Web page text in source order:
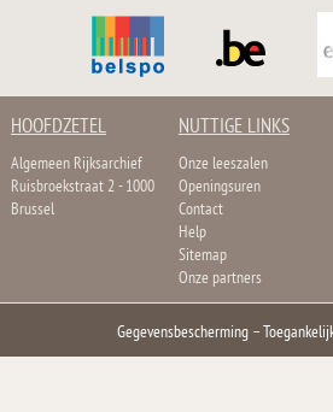
HOOFDZETEL
Algemeen Rijksarchief
Ruisbroekstraat 2 - 1000
Brussel
NUTTIGE LINKS
Onze leeszalen
Openingsuren
Contact
Help
Sitemap
Onze partners
Gegevensbescherming–